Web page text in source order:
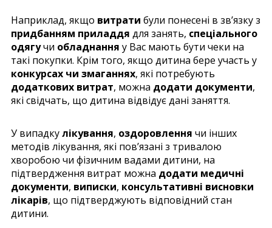
Наприклад, якщо витрати були понесені в зв’язку з
придбанням приладдя для занять, спеціального
одягучи обладнання у Вас мають бути чеки на
такі покупки. Крім того, якщо дитина бере участь у
конкурсах чи змаганнях, які потребують
додаткових витрат, можна додати документи,
які свідчать, що дитина відвідує дані заняття.
У випадкулікування, оздоровлення чи інших
методів лікування, які пов’язані з тривалою
хворобою чи фізичним вадами дитини, на
підтвердження витрат можна додати медичні
документи, виписки, консультативні висновки
лікарів, що підтверджують відповідний стан
дитини.